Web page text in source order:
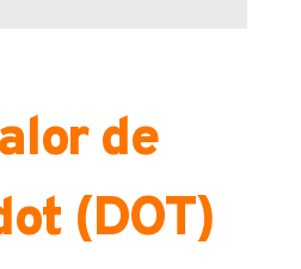
de
(DOT)